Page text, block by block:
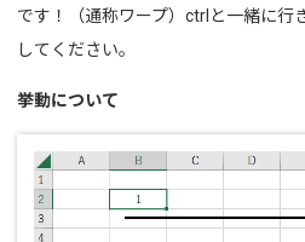
です！（通称ワープ）ctrlと一緒に行
してください。
挙動について